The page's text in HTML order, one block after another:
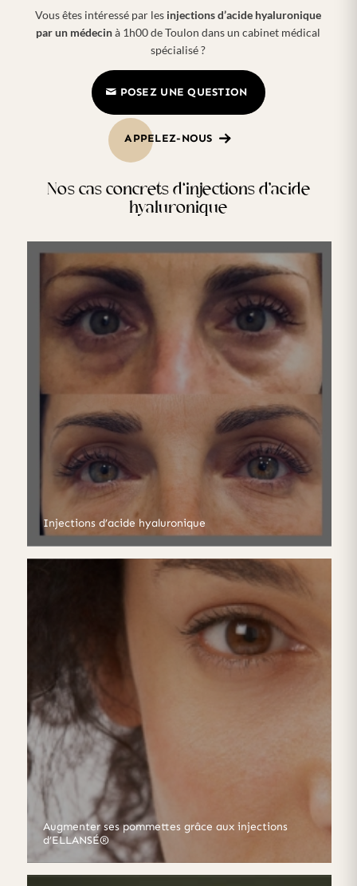
Vous êtes intéressé par les injections d’acide hyaluronique
par un médecinà 1h00 de Toulon dans un cabinet médical
spécialisé ?
POSEZ UNE QUESTION
APPELEZ-NOUS
Nos cas concrets d‘injections d’acide
hyaluronique
Injections d’acide hyaluronique
Augmenter ses pommettes grâce aux injections
d’ELLANSÉ®